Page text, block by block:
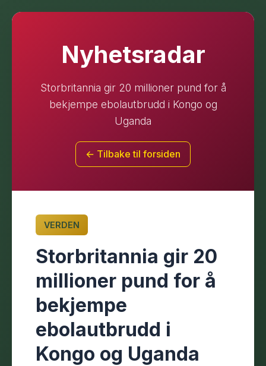
Nyhetsradar
Storbritannia gir 20 millioner pund for å
bekjempe ebolautbrudd i Kongo og
Uganda
← Tilbake til forsiden
VERDEN
Storbritannia gir 20
millioner pund for å
bekjempe
ebolautbrudd i
Kongo og Uganda